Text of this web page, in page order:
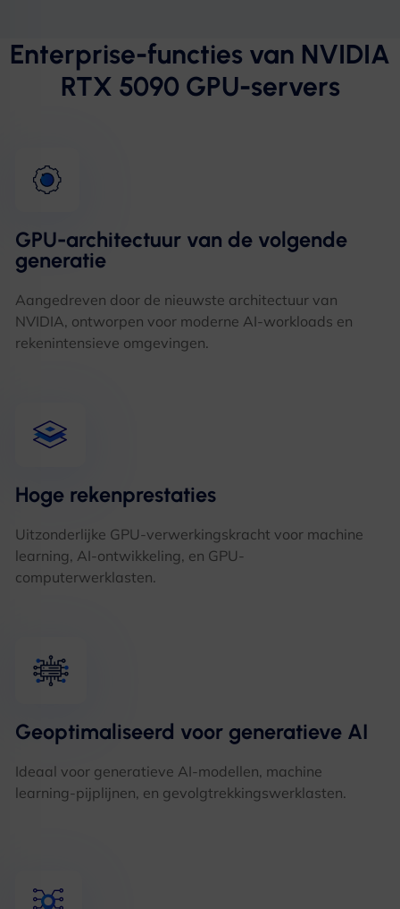
Enterprise-functies van NVIDIA
RTX 5090 GPU-servers
GPU-architectuur van de volgende
generatie
Aangedreven door de nieuwste architectuur van
NVIDIA, ontworpen voor moderne AI-workloads en
rekenintensieve omgevingen.
Hoge rekenprestaties
Uitzonderlijke GPU-verwerkingskracht voor machine
learning, AI-ontwikkeling, en GPU-
computerwerklasten.
Geoptimaliseerd voor generatieve AI
Ideaal voor generatieve AI-modellen, machine
learning-pijplijnen, en gevolgtrekkingswerklasten.